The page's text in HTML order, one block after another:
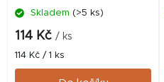
Skladem (>5 ks)
114 Kč / ks
Měrná
cena:
114 Kč / 1 ks